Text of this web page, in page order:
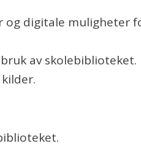
og digitale muligheter
av skolebiblioteket.